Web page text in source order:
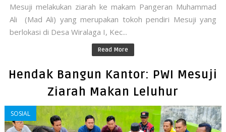
Mesuji melakukan ziarah ke makam Pangeran Muhammad
Ali (Mad Ali) yang merupakan tokoh pendiri Mesuji yang
berlokasi di Desa Wiralaga I, Kec...
Read More
Hendak Bangun Kantor: PWI Mesuji
Ziarah Makan Leluhur
SOSIAL